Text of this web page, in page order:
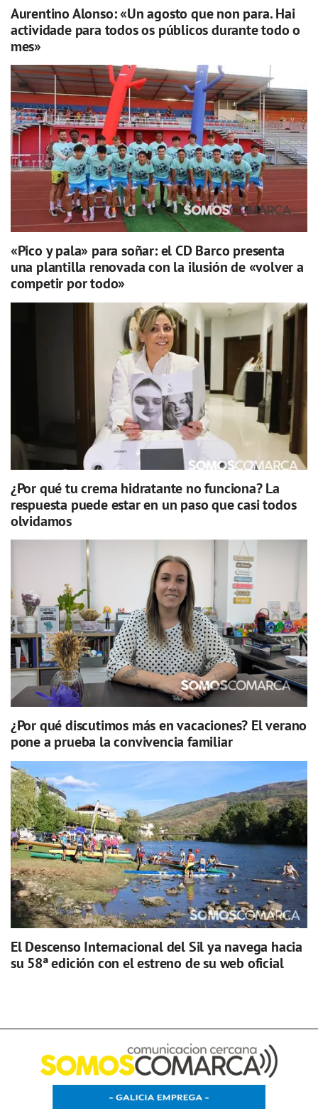
Aurentino Alonso: «Un agosto que non para. Hai
actividade para todos os públicos durante todo o
mes»
«Pico y pala» para soñar: el CD Barco presenta
una plantilla renovada con la ilusión de «volver a
competir por todo»
¿Por qué tu crema hidratante no funciona? La
respuesta puede estar en un paso que casi todos
olvidamos
¿Por qué discutimos más en vacaciones? El verano
pone a prueba la convivencia familiar
El Descenso Internacional del Sil ya navega hacia
su 58ª edición con el estreno de su web oficial